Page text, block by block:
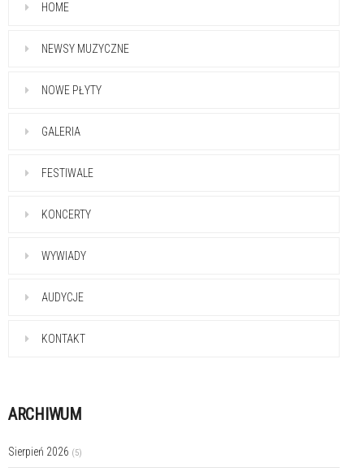
HOME
NEWSY MUZYCZNE
NOWE PŁYTY
GALERIA
FESTIWALE
KONCERTY
WYWIADY
AUDYCJE
KONTAKT
ARCHIWUM
Sierpień 2026 (5)